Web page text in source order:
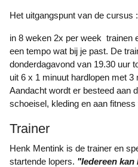
Het uitgangspunt van de cursus :
in 8 weken 2x per week trainen een 5 kilometer hardlopen in
een tempo wat bij je past. De
donderdagavond van 19.30 uur
uit 6 x 1 minuut hardlopen met 3
Aandacht wordt er besteed aan
schoeisel, kleding en aan
Trainer
Henk Mentink is de trainer en specialist in het begeleiden van
startende lopers. "Iedereen kan